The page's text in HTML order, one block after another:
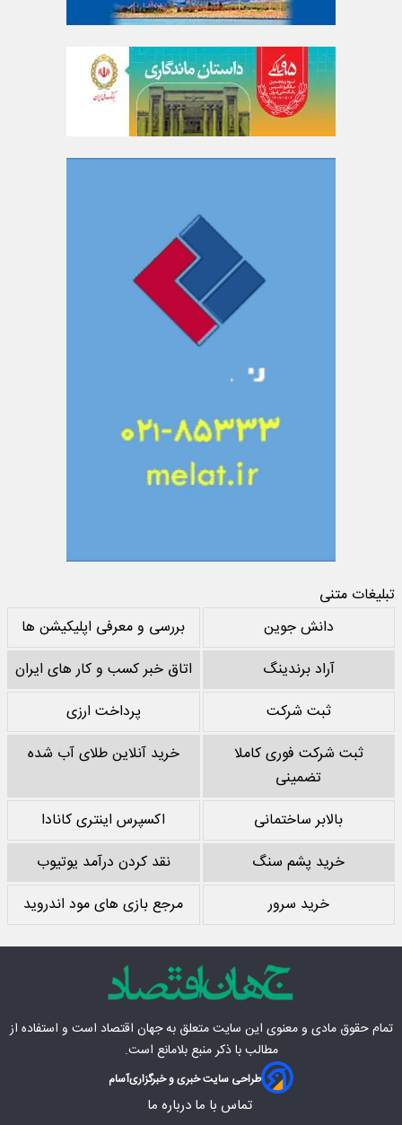
تبلیغات متنی
دانش جوین
بررسی و معرفی اپلیکیشن ها
آراد برندینگ
اتاق خبر کسب و کار های ایران
ثبت شرکت
پرداخت ارزی
ثبت شرکت فوری کاملا
تضمینی
خرید آنلاین طلای آب شده
بالابر ساختمانی
اکسپرس اینتری کانادا
خرید پشم سنگ
نقد کردن درآمد یوتیوب
خرید سرور
مرجع بازی های مود اندروید
تمام حقوق مادی‌ و معنوی این سایت متعلق بهجهان اقتصاد است و استفاده از
مطالب با ذکر منبع بلامانع است.
طراحی سایت خبری و خبرگزاریآسام
تماس با ما درباره ما